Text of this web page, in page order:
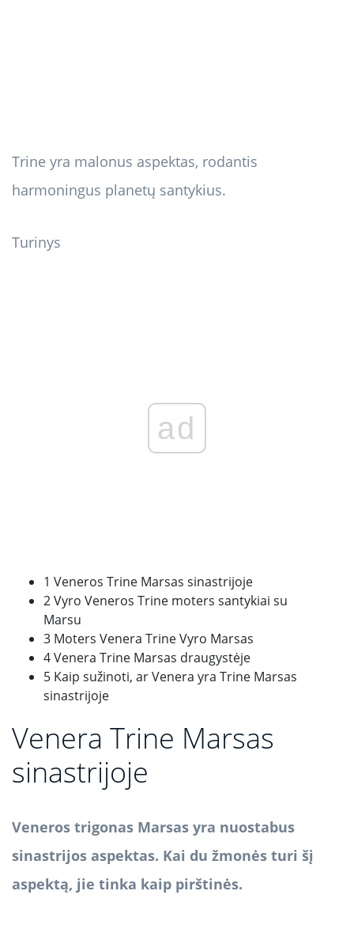
Trine yra malonus aspektas, rodantis
harmoningus planetų santykius.
Turinys
ad
1 Veneros Trine Marsas sinastrijoje
2 Vyro Veneros Trine moters santykiai su
Marsu
3 Moters Venera Trine Vyro Marsas
4 Venera Trine Marsas draugystėje
5 Kaip sužinoti, ar Venera yra Trine Marsas
sinastrijoje
Venera Trine Marsas
sinastrijoje
Veneros trigonas Marsas yra nuostabus
sinastrijos aspektas. Kai du žmonės turi šį
aspektą, jie tinka kaip pirštinės.